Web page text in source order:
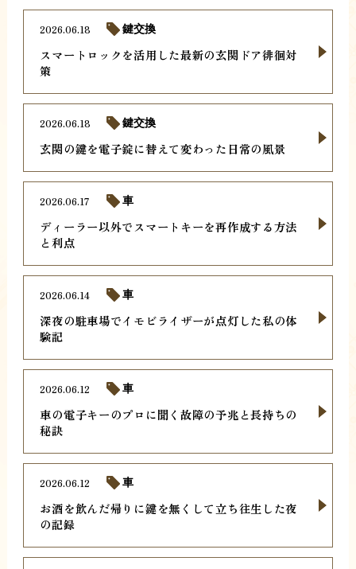
スマートロックを活用した最新の玄関ドア徘徊対
策
2026.06.18 鍵交換
玄関の鍵を電子錠に替えて変わった日常の風景
2026.06.18 鍵交換
ディーラー以外でスマートキーを再作成する方法
と利点
2026.06.17 車
深夜の駐車場でイモビライザーが点灯した私の体
験記
2026.06.14 車
車の電子キーのプロに聞く故障の予兆と長持ちの
秘訣
2026.06.12 車
お酒を飲んだ帰りに鍵を無くして立ち往生した夜
の記録
2026.06.12 車